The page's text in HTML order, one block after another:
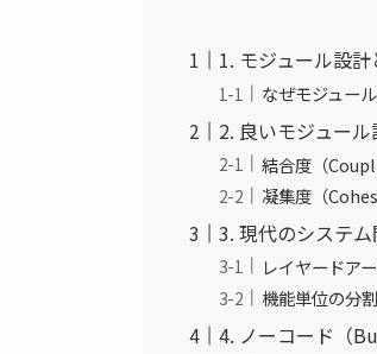
1. モジュール設
なぜモジュー
2. 良いモジュール
結合度（
凝集度（
3. 現代のシステ
レイヤードア
機能単位の分
4. ノーコード（